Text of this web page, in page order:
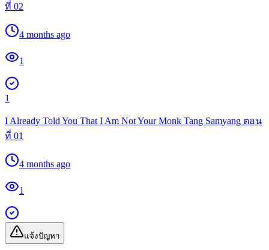
ที่ 02
4 months ago
1
1
I Already Told You That I Am Not Your Monk Tang Samyang ตอน
ที่ 01
4 months ago
1
แจ้งปัญหา